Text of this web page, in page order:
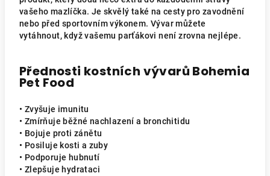
vašeho mazlíčka. Je skvělý také na cesty pro zavodnění
nebo před sportovním výkonem. Vývar můžete
vytáhnout, když vašemu parťákovi není zrovna nejlépe.
Přednosti kostních vývarů Bohemia
Pet Food
• Zvyšuje imunitu
• Zmírňuje běžné nachlazení a bronchitidu
• Bojuje proti zánětu
• Posiluje kosti a zuby
• Podporuje hubnutí
• Zlepšuje hydrataci